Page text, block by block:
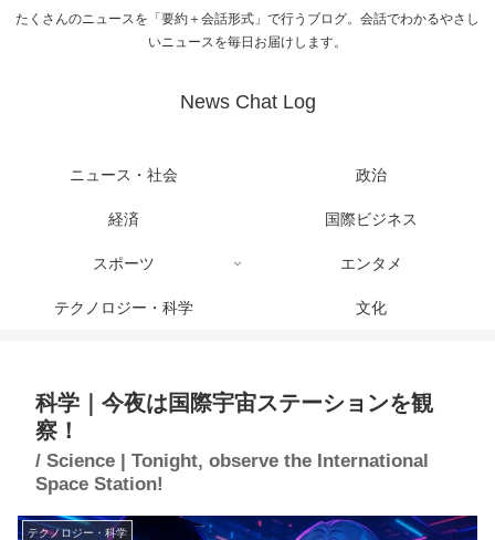
たくさんのニュースを「要約＋会話形式」で行うブログ。会話でわかるやさし
いニュースを毎日お届けします。
News Chat Log
ニュース・社会 政治
経済 国際ビジネス
スポーツ エンタメ
テクノロジー・科学 文化
科学｜今夜は国際宇宙ステーションを観
察！
/ Science | Tonight, observe the International
Space Station!
テクノロジー・科学